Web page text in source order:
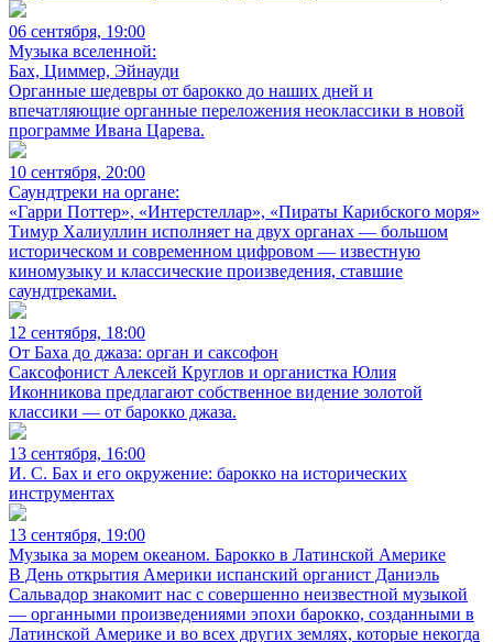
06 сентября, 19:00
Музыка вселенной:
Бах, Циммер, Эйнауди
Органные шедевры от барокко до наших дней и
впечатляющие органные переложения неоклассики в новой
программе Ивана Царева.
10 сентября, 20:00
Саундтреки на органе:
«Гарри Поттер», «Интерстеллар», «Пираты Карибского моря»
Тимур Халиуллин исполняет на двух органах — большом
историческом и современном цифровом — известную
киномузыку и классические произведения, ставшие
саундтреками.
12 сентября, 18:00
От Баха до джаза: орган и саксофон
Саксофонист Алексей Круглов и органистка Юлия
Иконникова предлагают собственное видение золотой
классики — от барокко джаза.
13 сентября, 16:00
И. С. Бах и его окружение: барокко на исторических
инструментах
13 сентября, 19:00
Музыка за морем океаном. Барокко в Латинской Америке
В День открытия Америки испанский органист Даниэль
Сальвадор знакомит нас с совершенно неизвестной музыкой
— органными произведениями эпохи барокко, созданными в
Латинской Америке и во всех других землях, которые некогда